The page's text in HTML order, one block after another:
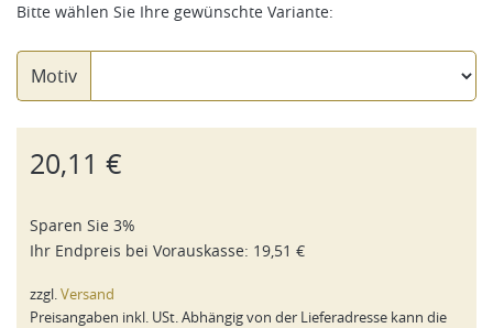
Bitte wählen Sie Ihre gewünschte Variante:
Motiv
20,11 €
Sparen Sie 3%
Ihr Endpreis bei Vorauskasse: 19,51 €
zzgl.Versand
Preisangaben inkl. USt. Abhängig von der Lieferadresse kann die